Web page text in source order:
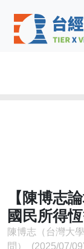
【陳博志
國民所得
陳博志（台灣大
問） (2025/07/